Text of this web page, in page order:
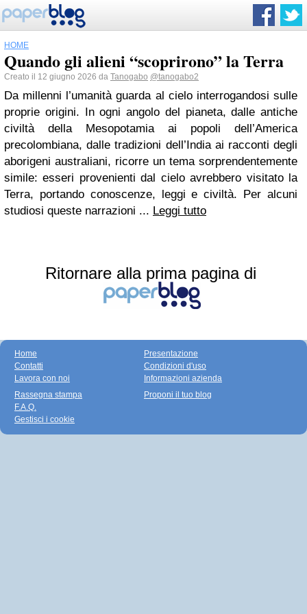
HOME
Quando gli alieni “scoprirono” la Terra
Creato il 12 giugno 2026 da Tanogabo @tanogabo2
Da millenni l’umanità guarda al cielo interrogandosi sulle
proprie origini. In ogni angolo del pianeta, dalle antiche
civiltà della Mesopotamia ai popoli dell’America
precolombiana, dalle tradizioni dell’India ai racconti degli
aborigeni australiani, ricorre un tema sorprendentemente
simile: esseri provenienti dal cielo avrebbero visitato la
Terra, portando conoscenze, leggi e civiltà. Per alcuni
studiosi queste narrazioni ... Leggi tutto
Ritornare alla prima pagina di
Home
Contatti
Lavora con noi
Presentazione
Condizioni d'uso
Informazioni azienda
Rassegna stampa
F.A.Q.
Gestisci i cookie
Proponi il tuo blog